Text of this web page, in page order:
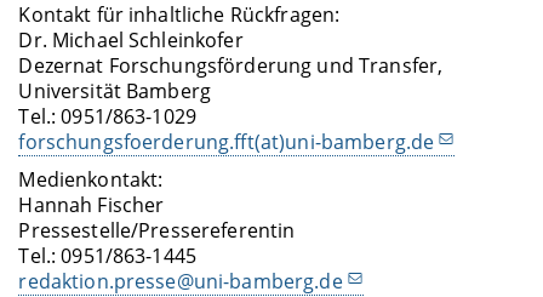
Kontakt für inhaltliche Rückfragen:
Dr. Michael Schleinkofer
Dezernat Forschungsförderung und Transfer,
Universität Bamberg
Tel.: 0951/863-1029
forschungsfoerderung.fft(at)uni-bamberg.de
Medienkontakt:
Hannah Fischer
Pressestelle/Pressereferentin
Tel.: 0951/863-1445
redaktion.presse@uni-bamberg.de